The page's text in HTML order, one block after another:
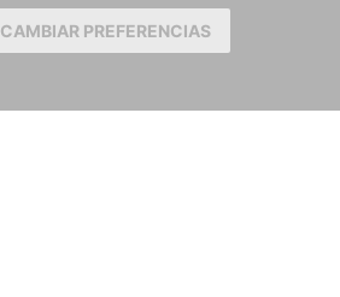
CAMBIAR PREFERENCIAS